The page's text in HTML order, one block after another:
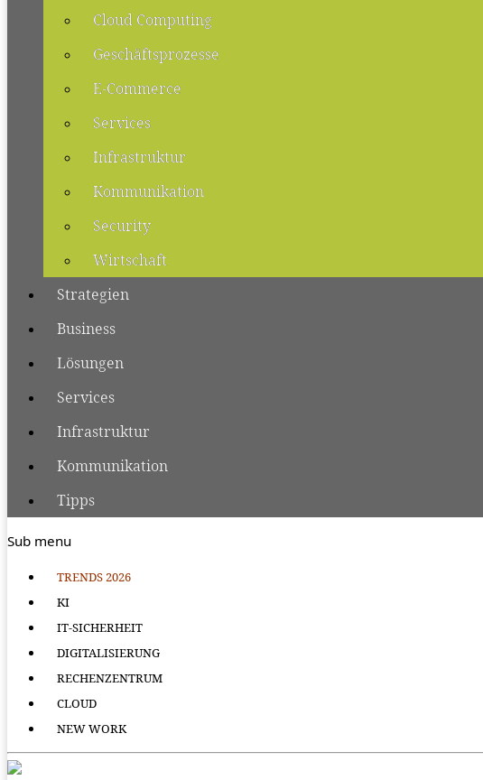
Cloud Computing
Geschäftsprozesse
E-Commerce
Services
Infrastruktur
Kommunikation
Security
Wirtschaft
Strategien
Business
Lösungen
Services
Infrastruktur
Kommunikation
Tipps
Sub menu
TRENDS 2026
KI
IT-SICHERHEIT
DIGITALISIERUNG
RECHENZENTRUM
CLOUD
NEW WORK